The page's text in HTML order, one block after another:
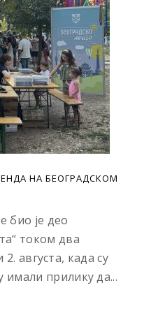
НА БЕОГРАДСКОМ
био је део
током два
2. августа, када су
имали прилику да...